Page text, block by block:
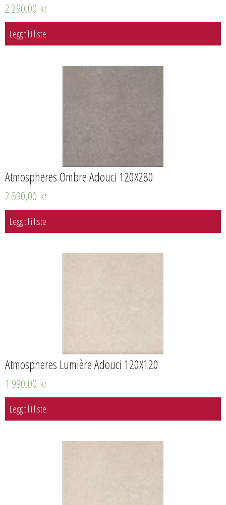
2 290,00 kr
Legg til i liste
Atmospheres Ombre Adouci 120X280
2 590,00 kr
Legg til i liste
Atmospheres Lumière Adouci 120X120
1 990,00 kr
Legg til i liste